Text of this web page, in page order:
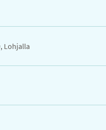
Lohjalla